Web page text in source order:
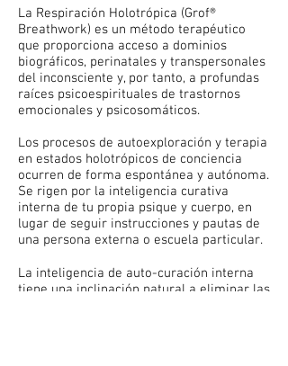
La Respiración Holotrópica (Grof®
Breathwork) es un método terapéutico
que proporciona acceso a dominios
biográficos, perinatales y transpersonales
del inconsciente y, por tanto, a profundas
raíces psicoespirituales de trastornos
emocionales y psicosomáticos.
Los procesos de autoexploración y terapia
en estados holotrópicos de conciencia
ocurren de forma espontánea y autónoma.
Se rigen por la inteligencia curativa
interna de tu propia psique y cuerpo, en
lugar de seguir instrucciones y pautas de
una persona externa o escuela particular.
La inteligencia de auto-curación interna
tiene una inclinación natural a eliminar las